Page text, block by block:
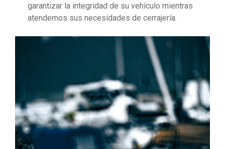
garantizar la integridad de su vehículo mientras
atendemos sus necesidades de cerrajería.